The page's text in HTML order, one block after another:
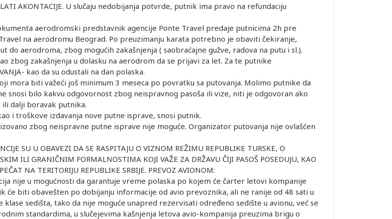
AKONTACIJE. U slučaju nedobijanja potvrde, putnik ima pravo na refundaciju
aerodromski predstavnik agencije Ponte Travel predaje putnicima 2h pre
na aerodromu Beograd. Po preuzimanju karata potrebno je obaviti čekiranje,
aerodroma, zbog mogućih zakašnjenja ( saobraćajne gužve, radova na putu i sl.).
zbog zakašnjenja u dolasku na aerodrom da se prijavi za let. Za te putnike
kao da su odustali na dan polaska.
mora biti važeći još minimum 3 meseca po povratku sa putovanja. Molimo putnike da
snosi bilo kakvu odgovornost zbog neispravnog pasoša ili vize, niti je odgovoran ako
dalji boravak putnika.
i troškove izdavanja nove putne isprave, snosi putnik.
zbog neispravne putne isprave nije moguće. Organizator putovanja nije ovlašćen
SU U OBAVEZI DA SE RASPITAJU O VIZNOM REŽIMU REPUBLIKE TURSKE, O
ILI GRANIČNIM FORMALNOSTIMA KOJI VAŽE ZA DRŽAVU ČIJI PASOŠ POSEDUJU, KAO
NA TERITORIJU REPUBLIKE SRBIJE. PREVOZ AVIONOM:
nije u mogućnosti da garantuje vreme polaska po kojem će čarter letovi kompanije
će biti obavešten po dobijanju informacije od avio prevoznika, ali ne ranije od 48 sati u
sedišta, tako da nije moguće unapred rezervisati određeno sedište u avionu, već se
standardima, u slučejevima kašnjenja letova avio-kompanija preuzima brigu o